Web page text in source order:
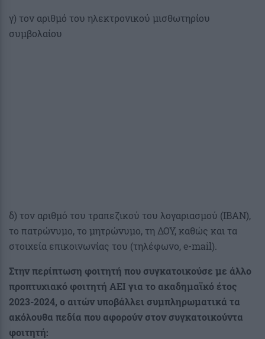
γ) τον αριθμό του ηλεκτρονικού μισθωτηρίου
συμβολαίου
δ) τον αριθμό του τραπεζικού του λογαριασμού (ΙΒΑΝ),
το πατρώνυμο, το μητρώνυμο, τη ΔΟΥ, καθώς και τα
στοιχεία επικοινωνίας του (τηλέφωνο, e-mail).
Στην περίπτωση φοιτητή που συγκατοικούσε με άλλο
προπτυχιακό φοιτητή ΑΕΙ για το ακαδημαϊκό έτος
2023-2024, ο αιτών υποβάλλει συμπληρωματικά τα
ακόλουθα πεδία που αφορούν στον συγκατοικούντα
φοιτητή: